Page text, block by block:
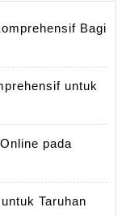
Bagi
untuk
pada
Taruhan